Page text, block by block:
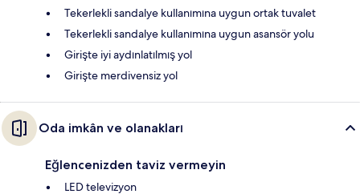
Tekerlekli sandalye kullanımına uygun ortak tuvalet
Tekerlekli sandalye kullanımına uygun asansör yolu
Girişte iyi aydınlatılmış yol
Girişte merdivensiz yol
Oda imkân ve olanakları
Eğlencenizden taviz vermeyin
LED televizyon